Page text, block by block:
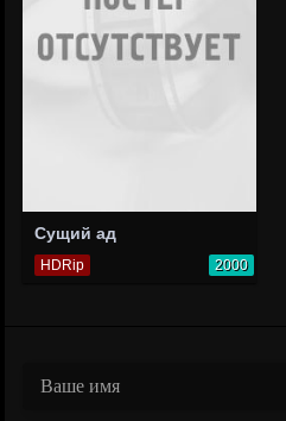
Сущий ад
HDRip 2000